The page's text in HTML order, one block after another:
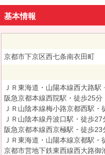
基本情報
京都市下京区西七条南衣田町
ＪＲ東海道・山陽本線西大路駅
阪急京都本線西院駅・徒歩25分
ＪＲ山陰本線梅小路京都西駅・
ＪＲ山陰本線丹波口駅・徒歩27
阪急京都本線西京極駅・徒歩23
ＪＲ東海道・山陽本線京都駅・
京都市営地下鉄東西線西大路御